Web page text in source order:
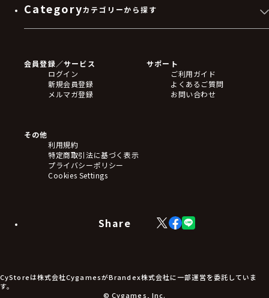
Categoryカテゴリーから探す
フィギュア
アクリルスタンド
バッジ
キーホルダー・ストラップ
ステッカー・シール・カード
タペストリー・ポスター
アームサポーター
ブレードホルダー
食品・飲料品
アパレル小物
アクセサリー
会員登録／サービス
ログイン
新規会員登録
メルマガ登録
サポート
ご利用ガイド
よくあるご質問
お問い合わせ
その他
利用規約
特定商取引法に基づく表示
プライバシーポリシー
Cookies Settings
Share
X
(Twitter)
Facebook
LINE
CyStoreは株式会社CygamesがBrandex株式会社に一部運営を委託していま
す。
© Cygames, Inc.